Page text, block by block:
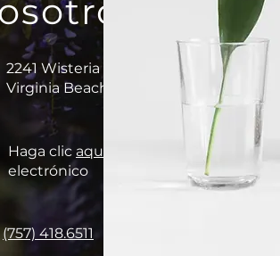
2241 Wisteria Lane
Virginia Beach, VA 23456
Haga clic aquí
para enviarnos un correo
electrónico
(757) 418.6511